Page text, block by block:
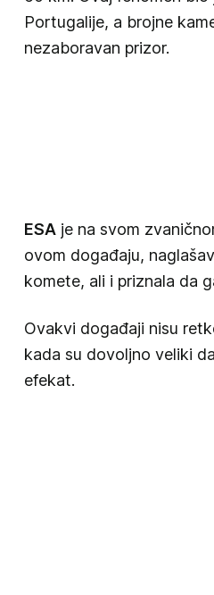
Portugalije, a brojne
nezaboravan prizor.
ESA je na svom
ovom događaju,
komete, ali i priznala da
Ovakvi događaji nisu
kada su dovoljno veliki
efekat.